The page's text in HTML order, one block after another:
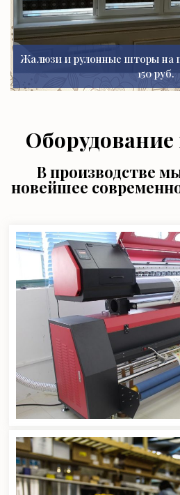
Жалюзи и рулонные шторы на
150 руб.
В производстве
новейшее